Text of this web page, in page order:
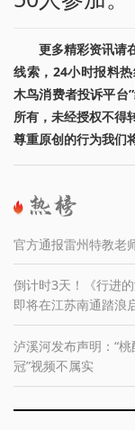
更多精彩资讯请
线索，24小时报料
木鸟消费者投诉平台
所有，未经授权不
尊重原创的行为我们
官方通报雷州特教老
倒计时3天！《行进
即将在江苏南通踏浪
泸溪河发布声明：“
冠”视频不属实